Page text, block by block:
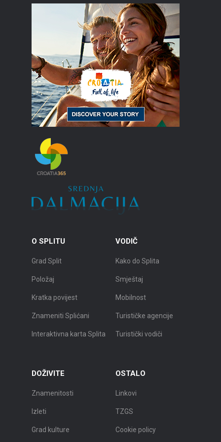
O SPLITU
Grad Split
Položaj
Kratka povijest
Znameniti Splićani
Interaktivna karta Splita
VODIČ
Kako do Splita
Smještaj
Mobilnost
Turističke agencije
Turistički vodiči
DOŽIVITE
Znamenitosti
Izleti
Grad kulture
OSTALO
Linkovi
TZGS
Cookie policy